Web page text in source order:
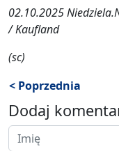
02.10.2025
/ Kaufland
(sc)
< Poprzednia
Dodaj